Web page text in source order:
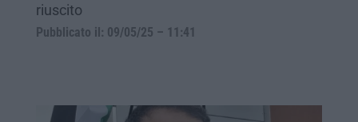
riuscito
Pubblicato il: 09/05/25 – 11:41